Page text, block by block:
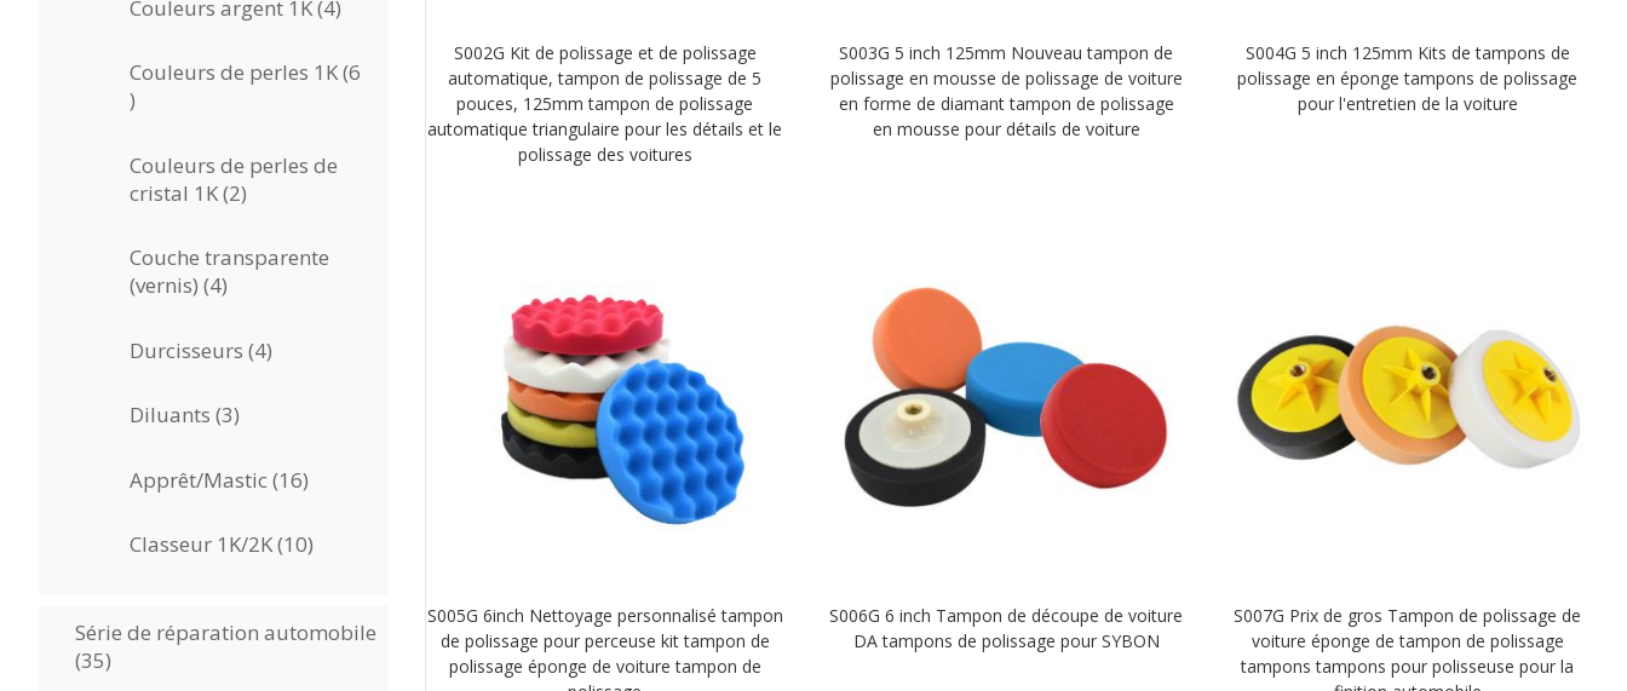
Couleurs argent 1K 44
Couleurs de perles 1K 6
6
Couleurs de perles de
cristal 1K 22
Couche transparente
(vernis) 44
Durcisseurs 44
Diluants 33
Apprêt/Mastic 1616
Classeur 1K/2K 1010
Série de réparation automobile
3535
S002G Kit de polissage et de polissage
automatique, tampon de polissage de 5
pouces, 125mm tampon de polissage
automatique triangulaire pour les détails et le
polissage des voitures
S003G 5 inch 125mm Nouveau tampon de
polissage en mousse de polissage de voiture
en forme de diamant tampon de polissage
en mousse pour détails de voiture
S004G 5 inch 125mm Kits de tampons de
polissage en éponge tampons de polissage
pour l'entretien de la voiture
S005G 6inch Nettoyage personnalisé tampon
de polissage pour perceuse kit tampon de
polissage éponge de voiture tampon de
S006G 6 inch Tampon de découpe de voiture
DA tampons de polissage pour SYBON
S007G Prix de gros Tampon de polissage de
voiture éponge de tampon de polissage
tampons tampons pour polisseuse pour la